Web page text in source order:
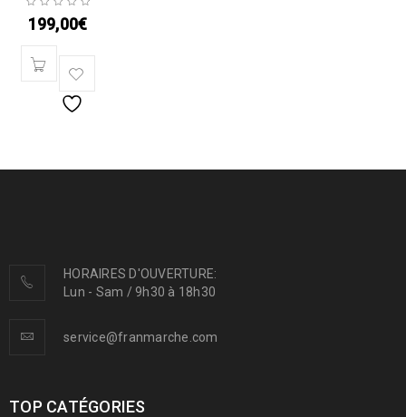
199,00€
HORAIRES D'OUVERTURE:
Lun - Sam / 9h30 à 18h30
service@franmarche.com
TOP CATÉGORIES